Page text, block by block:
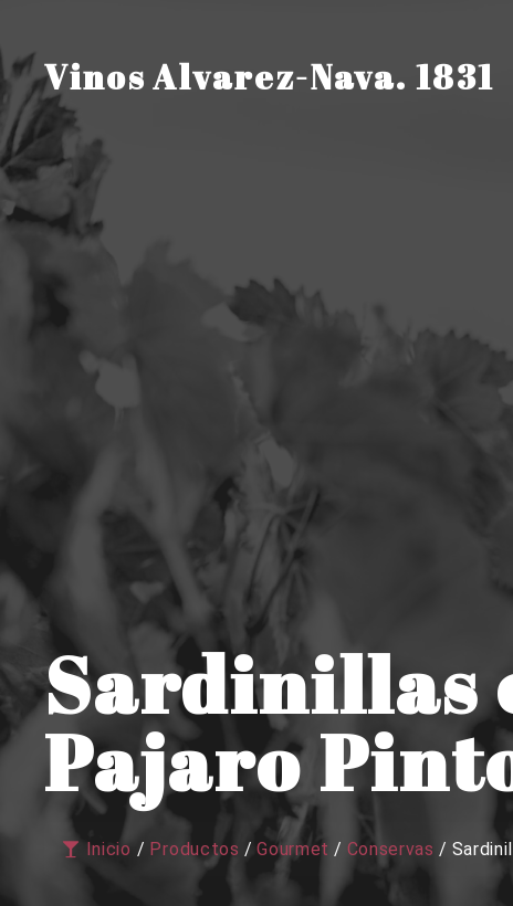
contenidoVinos Alvarez-Nava. 1831
Sardinillas
Pajaro
Inicio / Productos / Gourmet / Conservas /